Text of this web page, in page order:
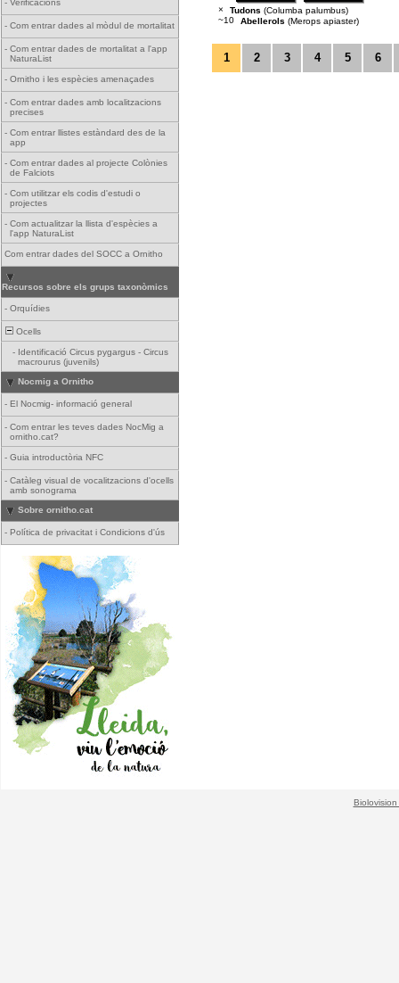
- Verificacions
- Com entrar dades al mòdul de mortalitat
- Com entrar dades de mortalitat a l'app
NaturaList
- Ornitho i les espècies amenaçades
- Com entrar dades amb localitzacions
precises
- Com entrar llistes estàndard des de la
app
- Com entrar dades al projecte Colònies
de Falciots
- Com utilitzar els codis d'estudi o
projectes
- Com actualitzar la llista d'espècies a
l'app NaturaList
Com entrar dades del SOCC a Ornitho
Recursos sobre els grups taxonòmics
- Orquídies
Ocells
- Identificació Circus pygargus - Circus
macrourus (juvenils)
Nocmig a Ornitho
- El Nocmig- informació general
- Com entrar les teves dades NocMig a
ornitho.cat?
- Guia introductòria NFC
- Catàleg visual de vocalitzacions d'ocells
amb sonograma
Sobre ornitho.cat
- Política de privacitat i Condicions d'ús
× Tudons (Columba palumbus)
~10
Abellerols (Merops apiaster)
1 2 3 4 5 6
Biolovision